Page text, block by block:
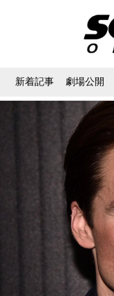
新着記事 劇場公開